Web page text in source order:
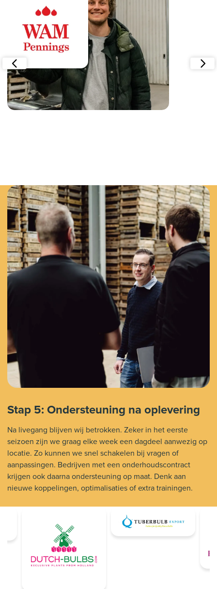
Stap 5: Ondersteuning na oplevering
Na livegang blijven wij betrokken. Zeker in het eerste
seizoen zijn we graag elke week een dagdeel aanwezig op
locatie. Zo kunnen we snel schakelen bij vragen of
aanpassingen. Bedrijven met een onderhoudscontract
krijgen ook daarna ondersteuning op maat. Denk aan
nieuwe koppelingen, optimalisaties of extra trainingen.